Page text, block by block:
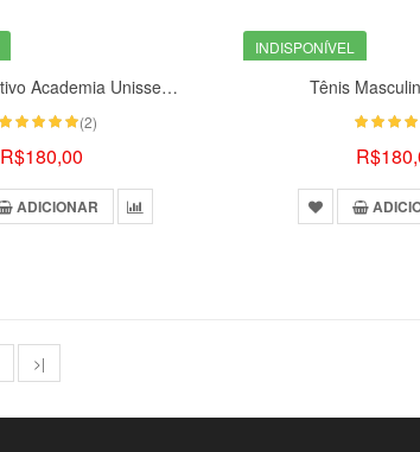
Tênis Esportivo Academia Unissex Cinza De Amarrar
(2)
R$180,00
ADICIONAR
INDISPONÍVEL
Tênis
>|